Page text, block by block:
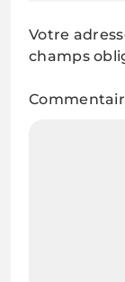
Votre
champs